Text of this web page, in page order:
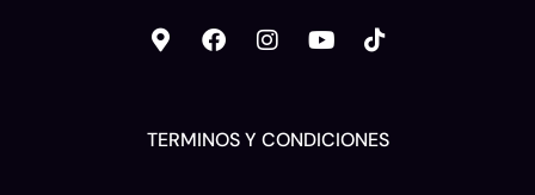
TERMINOS Y CONDICIONES